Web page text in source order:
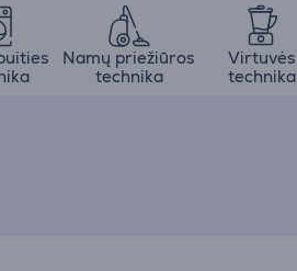
Namų priežiūros
technika
Virtuvės
technika